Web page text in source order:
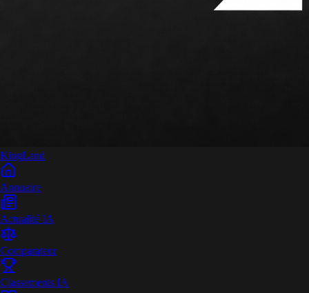
KingLand
Annuaire
Actualité IA
Comparateur
Classements IA